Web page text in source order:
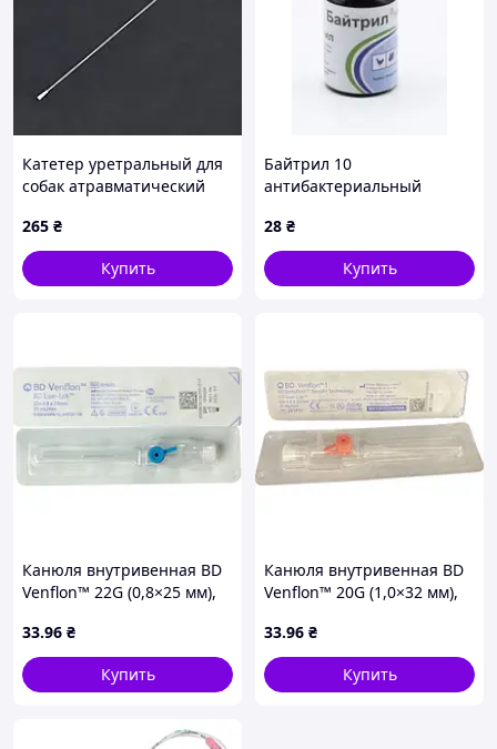
Катетер уретральный для
собак атравматический
265 ₴
Купить
Байтрил 10
антибактериальный
применения 10 мл
28 ₴
Купить
Канюля внутривенная BD
Venflon™ 22G (0,8×25 мм),
портом, стерильная
33.96 ₴
Купить
Канюля внутривенная BD
Venflon™ 20G (1,0×32 мм),
портом, стерильная
33.96 ₴
Купить